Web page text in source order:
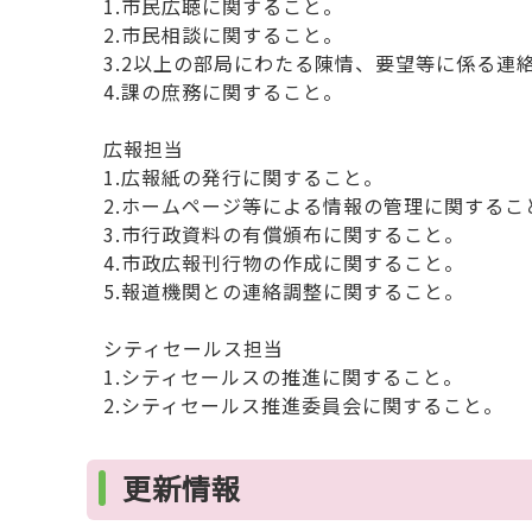
1.市民広聴に関すること。
2.市民相談に関すること。
3.2以上の部局にわたる陳情、要望等に係る連
4.課の庶務に関すること。
広報担当
1.広報紙の発行に関すること。
2.ホームページ等による情報の管理に関するこ
3.市行政資料の有償頒布に関すること。
4.市政広報刊行物の作成に関すること。
5.報道機関との連絡調整に関すること。
シティセールス担当
1.シティセールスの推進に関すること。
2.シティセールス推進委員会に関すること。
更新情報